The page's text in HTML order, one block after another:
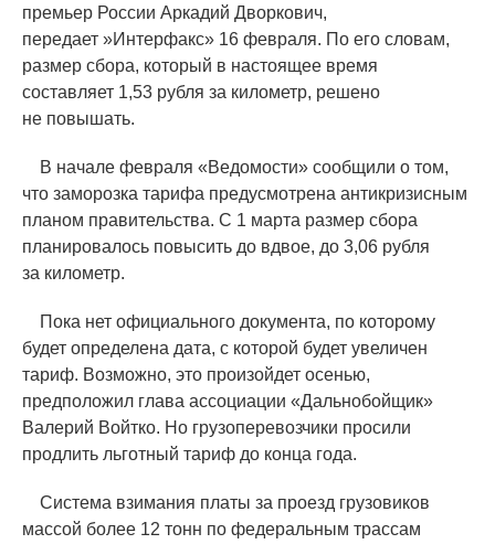
премьер России Аркадий Дворкович,
передает »Интерфакс» 16 февраля. По его словам,
размер сбора, который в настоящее время
составляет 1,53 рубля за километр, решено
не повышать.
В начале февраля «Ведомости» сообщили о том,
что заморозка тарифа предусмотрена антикризисным
планом правительства. С 1 марта размер сбора
планировалось повысить до вдвое, до 3,06 рубля
за километр.
Пока нет официального документа, по которому
будет определена дата, с которой будет увеличен
тариф. Возможно, это произойдет осенью,
предположил глава ассоциации «Дальнобойщик»
Валерий Войтко. Но грузоперевозчики просили
продлить льготный тариф до конца года.
Система взимания платы за проезд грузовиков
массой более 12 тонн по федеральным трассам